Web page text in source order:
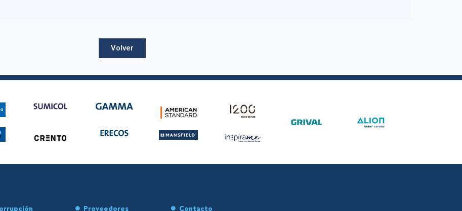
Volver
Proveedores Contacto